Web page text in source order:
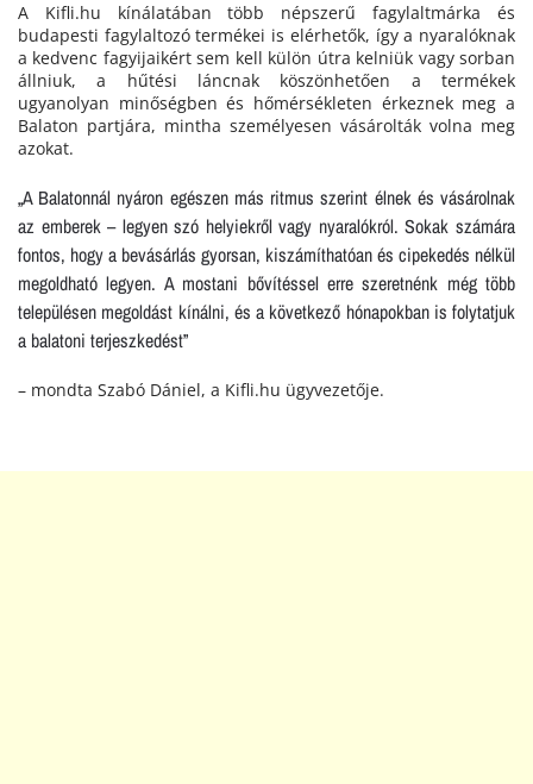
A Kifli.hu kínálatában több népszerű fagylaltmárka és
budapesti fagylaltozó termékei is elérhetők, így a nyaralóknak
a kedvenc fagyijaikért sem kell külön útra kelniük vagy sorban
állniuk, a hűtési láncnak köszönhetően a termékek
ugyanolyan minőségben és hőmérsékleten érkeznek meg a
Balaton partjára, mintha személyesen vásárolták volna meg
azokat.
„A Balatonnál nyáron egészen más ritmus szerint élnek és vásárolnak
az emberek – legyen szó helyiekről vagy nyaralókról. Sokak számára
fontos, hogy a bevásárlás gyorsan, kiszámíthatóan és cipekedés nélkül
megoldható legyen. A mostani bővítéssel erre szeretnénk még több
településen megoldást kínálni, és a következő hónapokban is folytatjuk
a balatoni terjeszkedést”
– mondta Szabó Dániel, a Kifli.hu ügyvezetője.